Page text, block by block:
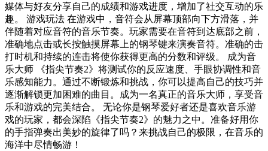
媒体与好友分享自己的成绩和游戏进度，增加了社交互动的乐
趣。 游戏玩法 在游戏中，音符会从屏幕顶部向下方滑落，并
伴随着对应音符的音乐节奏。玩家需要在音符到达底部之前，
准确地点击或长按触摸屏幕上的钢琴键来演奏音符。准确的击
打时机和持续的连击将使你获得更高的分数和评级。 成为音
乐大师 《指尖节奏2》将测试你的反应速度、手眼协调性和音
乐感知能力。通过不断锻炼和挑战，你可以提高自己的技巧并
逐渐解锁更加困难的曲目。成为一名真正的音乐大师，享受音
乐和游戏的完美结合。 无论你是钢琴爱好者还是喜欢音乐游
戏的玩家，都会深陷《指尖节奏2》的魅力之中。准备好用你
的手指弹奏出美妙的旋律了吗？来挑战自己的极限，在音乐的
海洋中尽情畅游！